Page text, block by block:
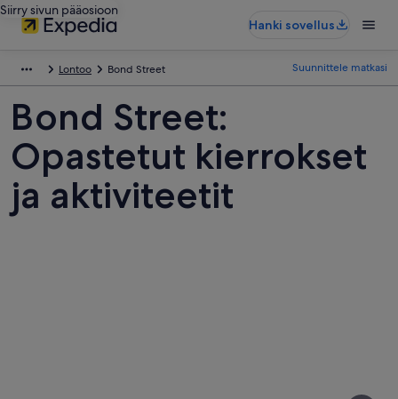
Siirry sivun pääosioon
Hanki sovellus
Lontoo Bond Street Suunnittele matkasi
Bond Street:
Opastetut kierrokset
ja aktiviteetit